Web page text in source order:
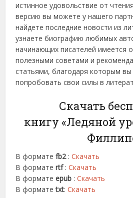
истинное удовольствие от
версию вы можете у нашего
найдете последние новости из
узнаете биографию любимых
начинающих писателей имеется
полезными советами и
статьями, благодаря которым
попробовать свои силы в
Скачать
книгу «Ледяной
В форматеfb2:Скачать
В форматеrtf :Скачать
В форматеepub :Скачать
В форматеtxt:Скачать